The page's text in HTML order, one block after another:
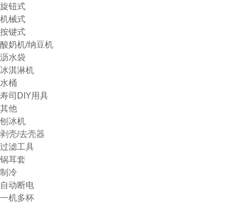
旋钮式
机械式
按键式
酸奶机/纳豆机
沥水袋
冰淇淋机
水桶
寿司DIY用具
其他
刨冰机
剥壳/去壳器
过滤工具
锅耳套
制冷
自动断电
一机多杯